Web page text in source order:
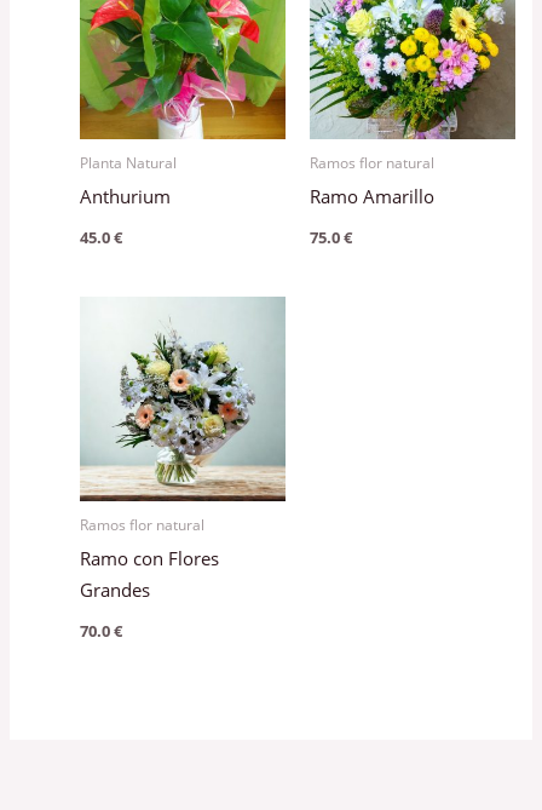
Planta Natural
Anthurium
45.0€
Ramos flor natural
Ramo Amarillo
75.0€
Ramos flor natural
Ramo con Flores
Grandes
70.0€